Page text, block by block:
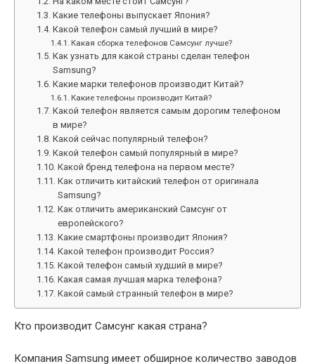
Какие телефоны выпускает Япония?
Какой телефон самый лучший в мире?
Какая сборка телефонов Самсунг лучше?
Как узнать для какой страны сделан телефон
Samsung?
Какие марки телефонов производит Китай?
Какие телефоны производит Китай?
Какой телефон является самым дорогим телефоном
в мире?
Какой сейчас популярный телефон?
Какой телефон самый популярный в мире?
Какой бренд телефона на первом месте?
Как отличить китайский телефон от оригинала
Samsung?
Как отличить американский Самсунг от
европейского?
Какие смартфоны производит Япония?
Какой телефон производит Россия?
Какой телефон самый худший в мире?
Какая самая лучшая марка телефона?
Какой самый странный телефон в мире?
Кто производит Самсунг какая страна?
Компания Samsung имеет обширное количество заводов